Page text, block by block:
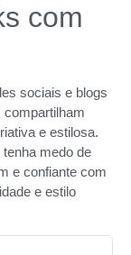
com
sociais e blogs
compartilham
e estilosa.
medo de
e confiante com
e estilo